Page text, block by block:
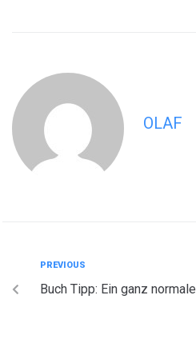
OLAF
PREVIOUS
Buch Tipp: Ein ganz